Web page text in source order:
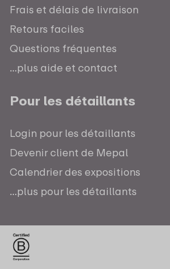
Frais et délais de livraison
Retours faciles
Questions fréquentes
...plus aide et contact
Pour les détaillants
Login pour les détaillants
Devenir client de Mepal
Calendrier des expositions
...plus pour les détaillants